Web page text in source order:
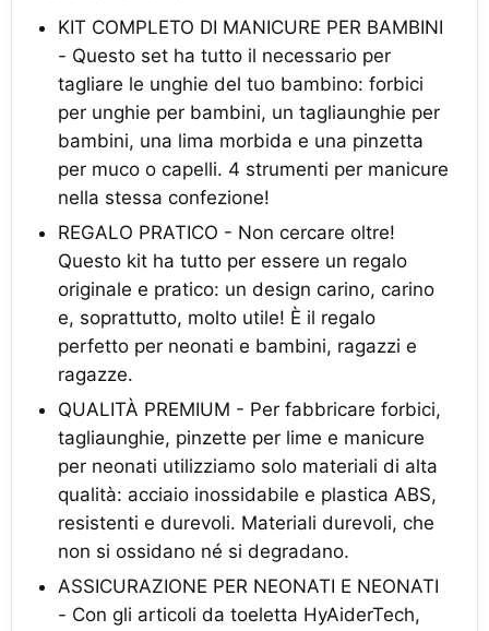
KIT COMPLETO DI MANICURE PER BAMBINI
- Questo set ha tutto il necessario per
tagliare le unghie del tuo bambino: forbici
per unghie per bambini, un tagliaunghie per
bambini, una lima morbida e una pinzetta
per muco o capelli. 4 strumenti per manicure
nella stessa confezione!
REGALO PRATICO - Non cercare oltre!
Questo kit ha tutto per essere un regalo
originale e pratico: un design carino, carino
e, soprattutto, molto utile! È il regalo
perfetto per neonati e bambini, ragazzi e
ragazze.
QUALITÀ PREMIUM - Per fabbricare forbici,
tagliaunghie, pinzette per lime e manicure
per neonati utilizziamo solo materiali di alta
qualità: acciaio inossidabile e plastica ABS,
resistenti e durevoli. Materiali durevoli, che
non si ossidano né si degradano.
ASSICURAZIONE PER NEONATI E NEONATI
- Con gli articoli da toeletta HyAiderTech,